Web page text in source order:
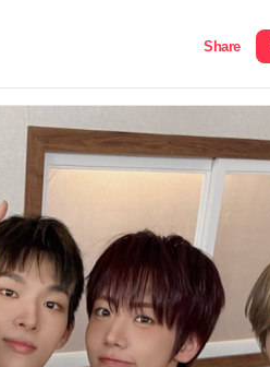
Share